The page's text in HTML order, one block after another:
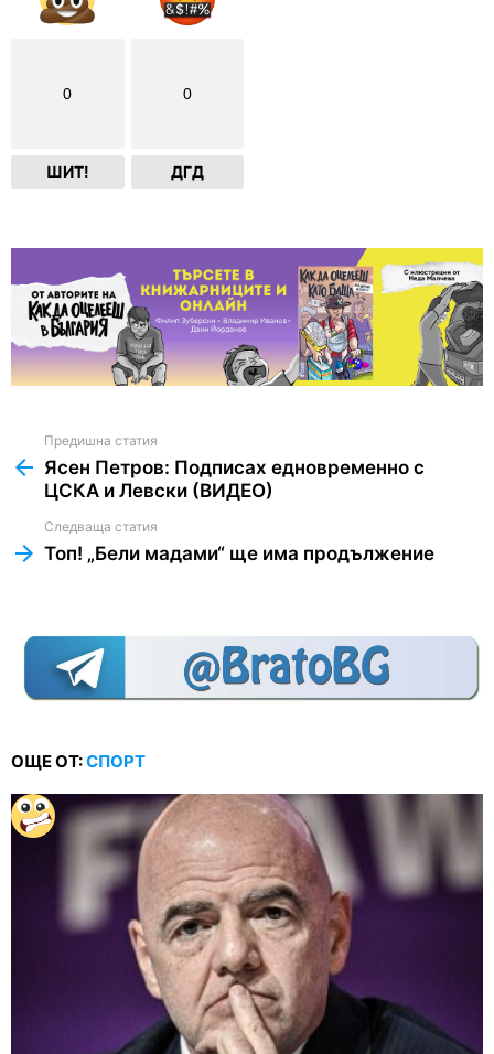
0
ШИТ!
0
ДГД
more
Предишна статия
Ясен Петров: Подписах едновременно с
ЦСКА и Левски (ВИДЕО)
Следваща статия
Топ! „Бели мадами“ ще има продължение
ОЩЕ ОТ:СПОРТ